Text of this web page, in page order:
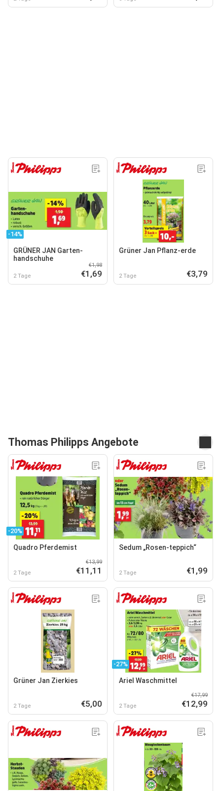
-14%
GRÜNER JAN Garten-
handschuhe
2 Tage
€1,98
€1,69
Grüner Jan Pflanz-erde
2 Tage €3,79
Thomas Philipps Angebote
-20%
Quadro Pferdemist
2 Tage
€13,99
€11,11
Sedum „Rosen-teppich“
2 Tage €1,99
Grüner Jan Zierkies
2 Tage €5,00
-27%
Ariel Waschmittel
2 Tage
€17,99
€12,99